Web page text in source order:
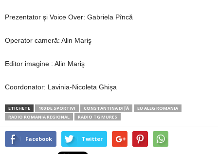
Prezentator şi Voice Over: Gabriela Pîncă
Operator cameră: Alin Mariş
Editor imagine : Alin Mariş
Coordonator: Lavinia-Nicoleta Ghişa
ETICHETE 100 DE SPORTIVI CONSTANTINA DIŢĂ
EU ALEG ROMANIA
RADIO ROMANIA REGIONAL
RADIO TG MURES
Facebook Twitter